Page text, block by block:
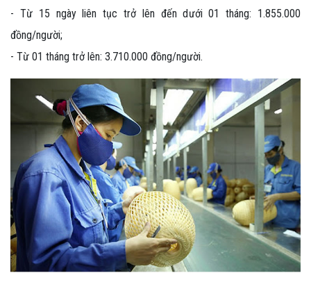
- Từ 15 ngày liên tục trở lên đến dưới 01 tháng: 1.855.000
đồng/người;
- Từ 01 tháng trở lên: 3.710.000 đồng/người.